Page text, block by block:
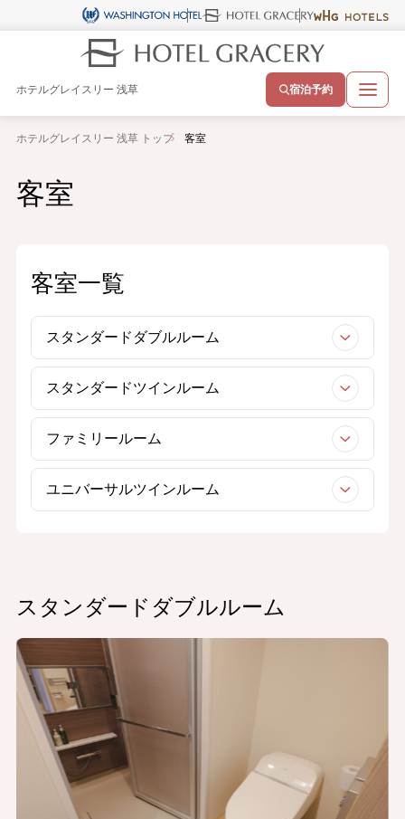
ホテルグレイスリー 浅草 宿泊予約
ホテルグレイスリー 浅草 トップ 客室
客室
客室一覧
スタンダードダブルルーム
スタンダードツインルーム
ファミリールーム
ユニバーサルツインルーム
スタンダードダブルルーム